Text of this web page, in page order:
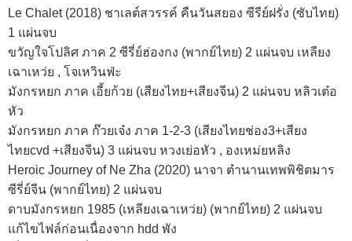
Le Chalet (2018) ชาเลต์สวรรค์ คืนวันสยอง ซีรีย์ฝรั่ง (ซับไทย)
1 แผ่นจบ
ขวัญใจโปลิศ ภาค 2 ซีรี่ย์ฮ่องกง (พากย์ไทย) 2 แผ่นจบ เหลียง
เฉาเหว่ย , โจเหวินฟ่ะ
มังกรหยก ภาค เอี้ยก้วย (เสียงไทย+เสียงจีน) 2 แผ่นจบ หลิวเต๋อ
หัว
มังกรหยก ภาค ก๊วยเจ๋ง ภาค 1-2-3 (เสียงไทยช่อง3+เสียง
ไทยcvd +เสียงจีน) 3 แผ่นจบ หวงเย่อหัว , องเหม่ยหลิง
Heroic Journey of Ne Zha (2020) นาจา ตำนานเทพพิชิตมาร
ซีรี่ย์จีน (พากย์ไทย) 2 แผ่นจบ
ดาบมังกรหยก 1985 (เหลียงเฉาเหว่ย) (พากย์ไทย) 2 แผ่นจบ
แก้ไขไฟล์ก่อนเนื่องจาก hdd พัง